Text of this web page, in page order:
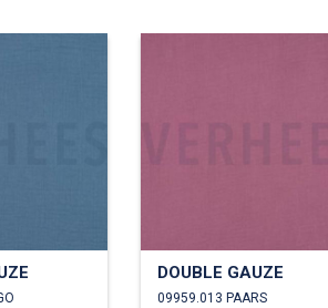
DOUBLE GAUZE
09959.013 PAARS